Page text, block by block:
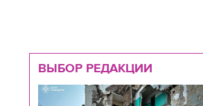
ВЫБОР РЕДАКЦИИ